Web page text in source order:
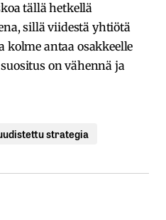
tällä hetkellä
sillä viidestä yhtiötä
kolme antaa osakkeelle
on vähennä ja
strategia